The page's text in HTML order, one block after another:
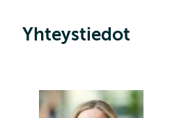
Yhteystiedot